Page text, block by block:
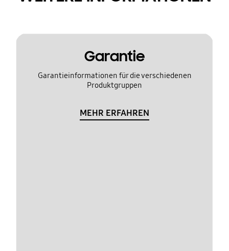
Garantie
Garantieinformationen für die verschiedenen
Produktgruppen
MEHR ERFAHREN